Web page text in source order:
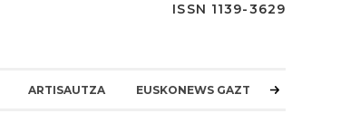
ISSN 1139-3629
ARTISAUTZA EUSKONEWS GAZTEA